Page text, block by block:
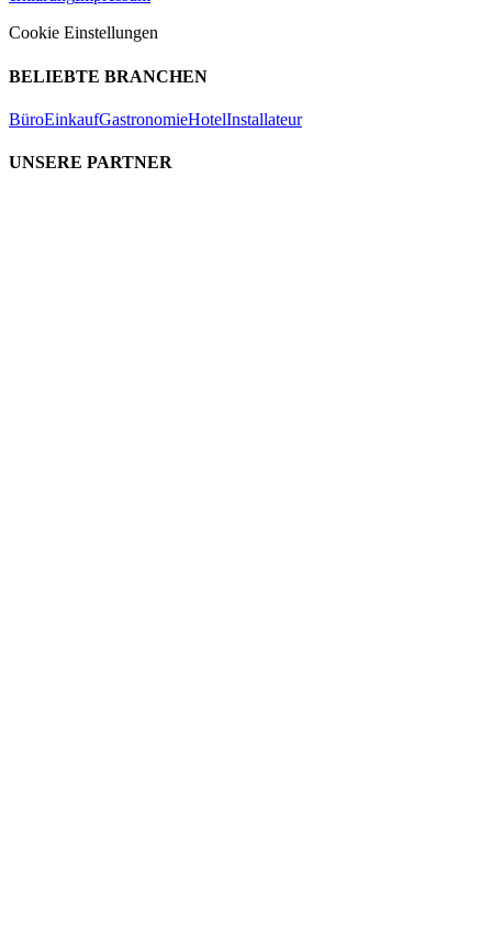
Cookie Einstellungen
BELIEBTE BRANCHEN
BüroEinkaufGastronomieHotelInstallateur
UNSERE PARTNER